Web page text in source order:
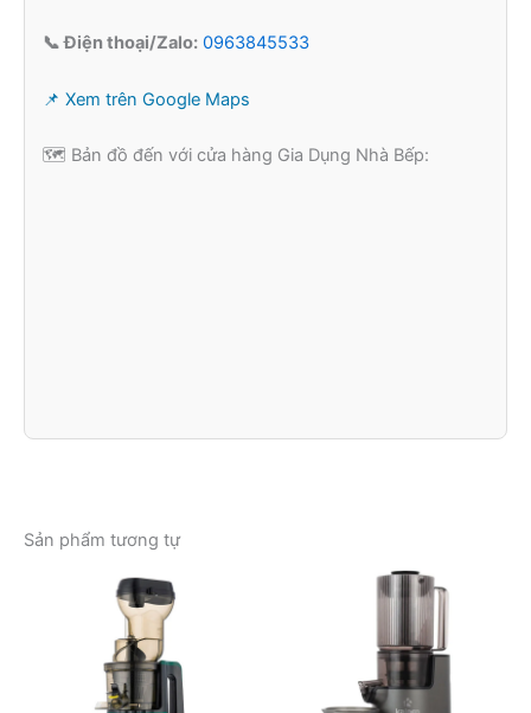
📞 Điện thoại/Zalo: 0963845533
📌 Xem trên Google Maps
🗺️ Bản đồ đến với cửa hàng Gia Dụng Nhà Bếp:
Sản phẩm tương tự